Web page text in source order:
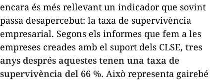
encara és més rellevant un indicador que sovint
passa desapercebut: la taxa de supervivència
empresarial. Segons els informes que fem a les
empreses creades amb el suport dels CLSE, tres
anys després aquestes tenen una taxa de
supervivència del 66 %. Això representa gairebé